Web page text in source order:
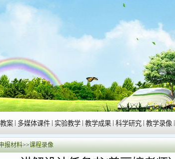
教案 | 多媒体课件 | 实验教学 | 教学成果 | 科学研究 | 教学录像 |
报材料>>课程录像